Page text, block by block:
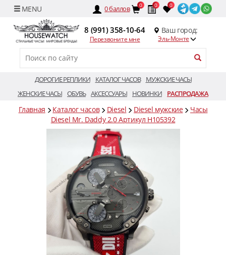
0баллов 0 0 0
8 (991) 358-10-64
Перезвоните мне
Ваш город:
Эль-Монте
ДОРОГИЕ РЕПЛИКИ КАТАЛОГ ЧАСОВ
МУЖСКИЕ ЧАСЫ
ЖЕНСКИЕ ЧАСЫ ОБУВЬ АКСЕССУАРЫ НОВИНКИ РАСПРОДАЖА
Главная Каталог часов Diesel Diesel мужские
Часы
Diesel Mr. Daddy 2.0 Артикул H105392